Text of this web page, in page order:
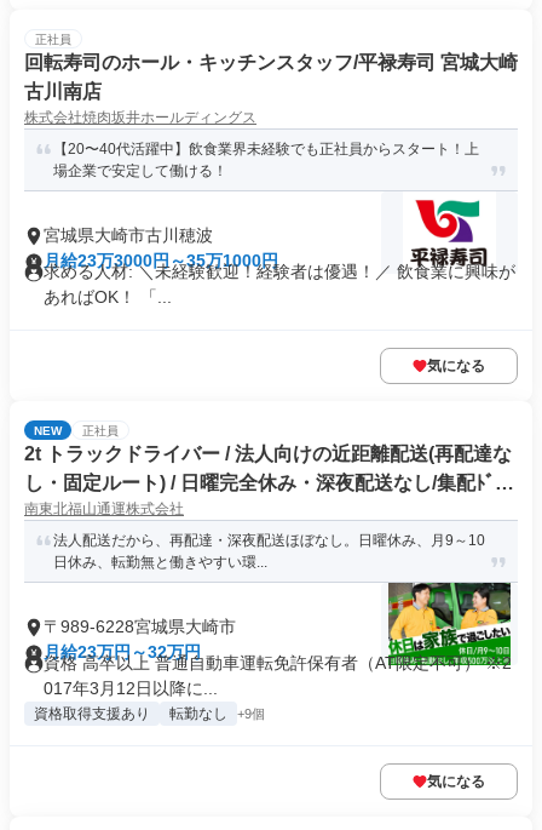
正社員
回転寿司のホール・キッチンスタッフ/平禄寿司 宮城大崎
古川南店
株式会社焼肉坂井ホールディングス
【20〜40代活躍中】飲食業界未経験でも正社員からスタート！上
場企業で安定して働ける！
宮城県大崎市古川穂波
月給23万3000円～35万1000円
求める人材: ＼未経験歓迎！経験者は優遇！／ 飲食業に興味が
あればOK！ 「...
気になる
NEW 正社員
2t トラックドライバー / 法人向けの近距離配送(再配達な
し・固定ルート) / 日曜完全休み・深夜配送なし/集配ﾄﾞﾗｲ
ﾊﾞｰ2t(正社員)
南東北福山通運株式会社
法人配送だから、再配達・深夜配送ほぼなし。日曜休み、月9～10
日休み、転勤無と働きやすい環...
〒989-6228宮城県大崎市
月給23万円～32万円
資格 高卒以上 普通自動車運転免許保有者（AT限定不可） ※2
017年3月12日以降に...
資格取得支援あり 転勤なし +9個
気になる